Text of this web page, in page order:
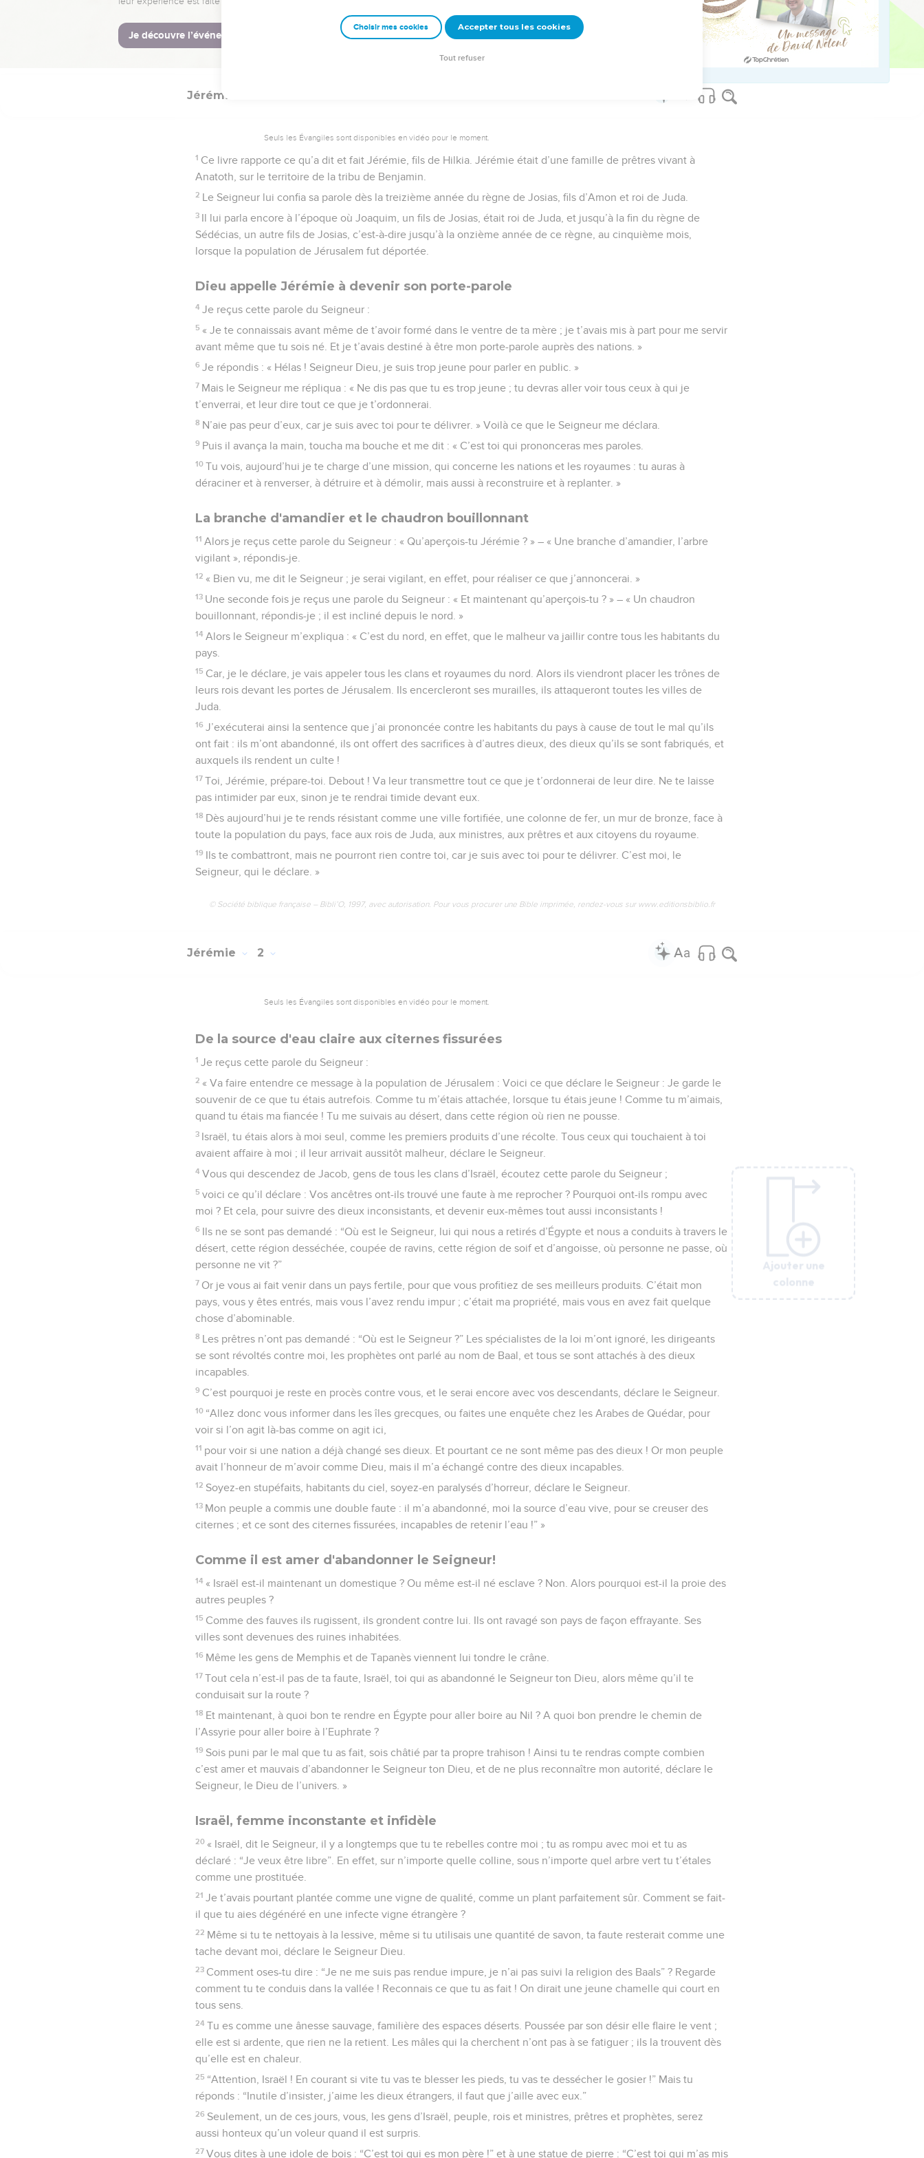
La Bible Du Semeur Copyright © 1992, 1999 by Biblica, Inc.® Used by permission. All rights reserved worldwide.
Jérémie
Seuls les Évangiles sont disponibles en vidéo pour le moment.
1 Ce livre rapporte ce qu’a dit et fait Jérémie, fils de Hilkia. Jérémie était d’une famille de prêtres vivant à
Anatoth, sur le territoire de la tribu de Benjamin.
2 Le Seigneur lui confia sa parole dès la treizième année du règne de Josias, fils d’Amon et roi de Juda.
3 Il lui parla encore à l’époque où Joaquim, un fils de Josias, était roi de Juda, et jusqu’à la fin du règne de
Sédécias, un autre fils de Josias, c’est-à-dire jusqu’à la onzième année de ce règne, au cinquième mois,
lorsque la population de Jérusalem fut déportée.
Dieu appelle Jérémie à devenir son porte-parole
4 Je reçus cette parole du Seigneur :
5 « Je te connaissais avant même de t’avoir formé dans le ventre de ta mère ; je t’avais mis à part pour me servir
avant même que tu sois né. Et je t’avais destiné à être mon porte-parole auprès des nations. »
6 Je répondis : « Hélas ! Seigneur Dieu, je suis trop jeune pour parler en public. »
7 Mais le Seigneur me répliqua : « Ne dis pas que tu es trop jeune ; tu devras aller voir tous ceux à qui je
t’enverrai, et leur dire tout ce que je t’ordonnerai.
8 N’aie pas peur d’eux, car je suis avec toi pour te délivrer. » Voilà ce que le Seigneur me déclara.
9 Puis il avança la main, toucha ma bouche et me dit : « C’est toi qui prononceras mes paroles.
10 Tu vois, aujourd’hui je te charge d’une mission, qui concerne les nations et les royaumes : tu auras à
déraciner et à renverser, à détruire et à démolir, mais aussi à reconstruire et à replanter. »
La branche d'amandier et le chaudron bouillonnant
11 Alors je reçus cette parole du Seigneur : « Qu’aperçois-tu Jérémie ? » – « Une branche d’amandier, l’arbre
vigilant », répondis-je.
12 « Bien vu, me dit le Seigneur ; je serai vigilant, en effet, pour réaliser ce que j’annoncerai. »
13 Une seconde fois je reçus une parole du Seigneur : « Et maintenant qu’aperçois-tu ? » – « Un chaudron
bouillonnant, répondis-je ; il est incliné depuis le nord. »
14 Alors le Seigneur m’expliqua : « C’est du nord, en effet, que le malheur va jaillir contre tous les habitants du
pays.
15 Car, je le déclare, je vais appeler tous les clans et royaumes du nord. Alors ils viendront placer les trônes de
leurs rois devant les portes de Jérusalem. Ils encercleront ses murailles, ils attaqueront toutes les villes de
Juda.
16 J’exécuterai ainsi la sentence que j’ai prononcée contre les habitants du pays à cause de tout le mal qu’ils
ont fait : ils m’ont abandonné, ils ont offert des sacrifices à d’autres dieux, des dieux qu’ils se sont fabriqués, et
auxquels ils rendent un culte !
17 Toi, Jérémie, prépare-toi. Debout ! Va leur transmettre tout ce que je t’ordonnerai de leur dire. Ne te laisse
pas intimider par eux, sinon je te rendrai timide devant eux.
18 Dès aujourd’hui je te rends résistant comme une ville fortifiée, une colonne de fer, un mur de bronze, face à
toute la population du pays, face aux rois de Juda, aux ministres, aux prêtres et aux citoyens du royaume.
19 Ils te combattront, mais ne pourront rien contre toi, car je suis avec toi pour te délivrer. C’est moi, le
Seigneur, qui le déclare. »
© Société biblique française – Bibli’O, 1997, avec autorisation. Pour vous procurer une Bible imprimée, rendez-vous sur www.editionsbiblio.fr
Ajouter une
colonne
Jérémie 2
Seuls les Évangiles sont disponibles en vidéo pour le moment.
De la source d'eau claire aux citernes fissurées
1 Je reçus cette parole du Seigneur :
2 « Va faire entendre ce message à la population de Jérusalem : Voici ce que déclare le Seigneur : Je garde le
souvenir de ce que tu étais autrefois. Comme tu m’étais attachée, lorsque tu étais jeune ! Comme tu m’aimais,
quand tu étais ma fiancée ! Tu me suivais au désert, dans cette région où rien ne pousse.
3 Israël, tu étais alors à moi seul, comme les premiers produits d’une récolte. Tous ceux qui touchaient à toi
avaient affaire à moi ; il leur arrivait aussitôt malheur, déclare le Seigneur.
4 Vous qui descendez de Jacob, gens de tous les clans d’Israël, écoutez cette parole du Seigneur ;
5 voici ce qu’il déclare : Vos ancêtres ont-ils trouvé une faute à me reprocher ? Pourquoi ont-ils rompu avec
moi ? Et cela, pour suivre des dieux inconsistants, et devenir eux-mêmes tout aussi inconsistants !
6 Ils ne se sont pas demandé : “Où est le Seigneur, lui qui nous a retirés d’Égypte et nous a conduits à travers le
désert, cette région desséchée, coupée de ravins, cette région de soif et d’angoisse, où personne ne passe, où
personne ne vit ?”
7 Or je vous ai fait venir dans un pays fertile, pour que vous profitiez de ses meilleurs produits. C’était mon
pays, vous y êtes entrés, mais vous l’avez rendu impur ; c’était ma propriété, mais vous en avez fait quelque
chose d’abominable.
8 Les prêtres n’ont pas demandé : “Où est le Seigneur ?” Les spécialistes de la loi m’ont ignoré, les dirigeants
se sont révoltés contre moi, les prophètes ont parlé au nom de Baal, et tous se sont attachés à des dieux
incapables.
9 C’est pourquoi je reste en procès contre vous, et le serai encore avec vos descendants, déclare le Seigneur.
10 “Allez donc vous informer dans les îles grecques, ou faites une enquête chez les Arabes de Quédar, pour
voir si l’on agit là-bas comme on agit ici,
11 pour voir si une nation a déjà changé ses dieux. Et pourtant ce ne sont même pas des dieux ! Or mon peuple
avait l’honneur de m’avoir comme Dieu, mais il m’a échangé contre des dieux incapables.
12 Soyez-en stupéfaits, habitants du ciel, soyez-en paralysés d’horreur, déclare le Seigneur.
13 Mon peuple a commis une double faute : il m’a abandonné, moi la source d’eau vive, pour se creuser des
citernes ; et ce sont des citernes fissurées, incapables de retenir l’eau !” »
Comme il est amer d'abandonner le Seigneur!
14 « Israël est-il maintenant un domestique ? Ou même est-il né esclave ? Non. Alors pourquoi est-il la proie des
autres peuples ?
15 Comme des fauves ils rugissent, ils grondent contre lui. Ils ont ravagé son pays de façon effrayante. Ses
villes sont devenues des ruines inhabitées.
16 Même les gens de Memphis et de Tapanès viennent lui tondre le crâne.
17 Tout cela n’est-il pas de ta faute, Israël, toi qui as abandonné le Seigneur ton Dieu, alors même qu’il te
conduisait sur la route ?
18 Et maintenant, à quoi bon te rendre en Égypte pour aller boire au Nil ? A quoi bon prendre le chemin de
l’Assyrie pour aller boire à l’Euphrate ?
19 Sois puni par le mal que tu as fait, sois châtié par ta propre trahison ! Ainsi tu te rendras compte combien
c’est amer et mauvais d’abandonner le Seigneur ton Dieu, et de ne plus reconnaître mon autorité, déclare le
Seigneur, le Dieu de l’univers. »
Israël, femme inconstante et infidèle
20 « Israël, dit le Seigneur, il y a longtemps que tu te rebelles contre moi ; tu as rompu avec moi et tu as
déclaré : “Je veux être libre”. En effet, sur n’importe quelle colline, sous n’importe quel arbre vert tu t’étales
comme une prostituée.
21 Je t’avais pourtant plantée comme une vigne de qualité, comme un plant parfaitement sûr. Comment se fait-
il que tu aies dégénéré en une infecte vigne étrangère ?
22 Même si tu te nettoyais à la lessive, même si tu utilisais une quantité de savon, ta faute resterait comme une
tache devant moi, déclare le Seigneur Dieu.
23 Comment oses-tu dire : “Je ne me suis pas rendue impure, je n’ai pas suivi la religion des Baals” ? Regarde
comment tu te conduis dans la vallée ! Reconnais ce que tu as fait ! On dirait une jeune chamelle qui court en
tous sens.
24 Tu es comme une ânesse sauvage, familière des espaces déserts. Poussée par son désir elle flaire le vent ;
elle est si ardente, que rien ne la retient. Les mâles qui la cherchent n’ont pas à se fatiguer ; ils la trouvent dès
qu’elle est en chaleur.
25 “Attention, Israël ! En courant si vite tu vas te blesser les pieds, tu vas te dessécher le gosier !” Mais tu
réponds : “Inutile d’insister, j’aime les dieux étrangers, il faut que j’aille avec eux.”
26 Seulement, un de ces jours, vous, les gens d’Israël, peuple, rois et ministres, prêtres et prophètes, serez
aussi honteux qu’un voleur quand il est surpris.
27 Vous dites à une idole de bois : “C’est toi qui es mon père !” et à une statue de pierre : “C’est toi qui m’as mis
Ajouter une
colonne
Ajouter une
colonne
Ajouter une
colonne
Choisir mes cookies Accepter tous les cookies
Tout refuser